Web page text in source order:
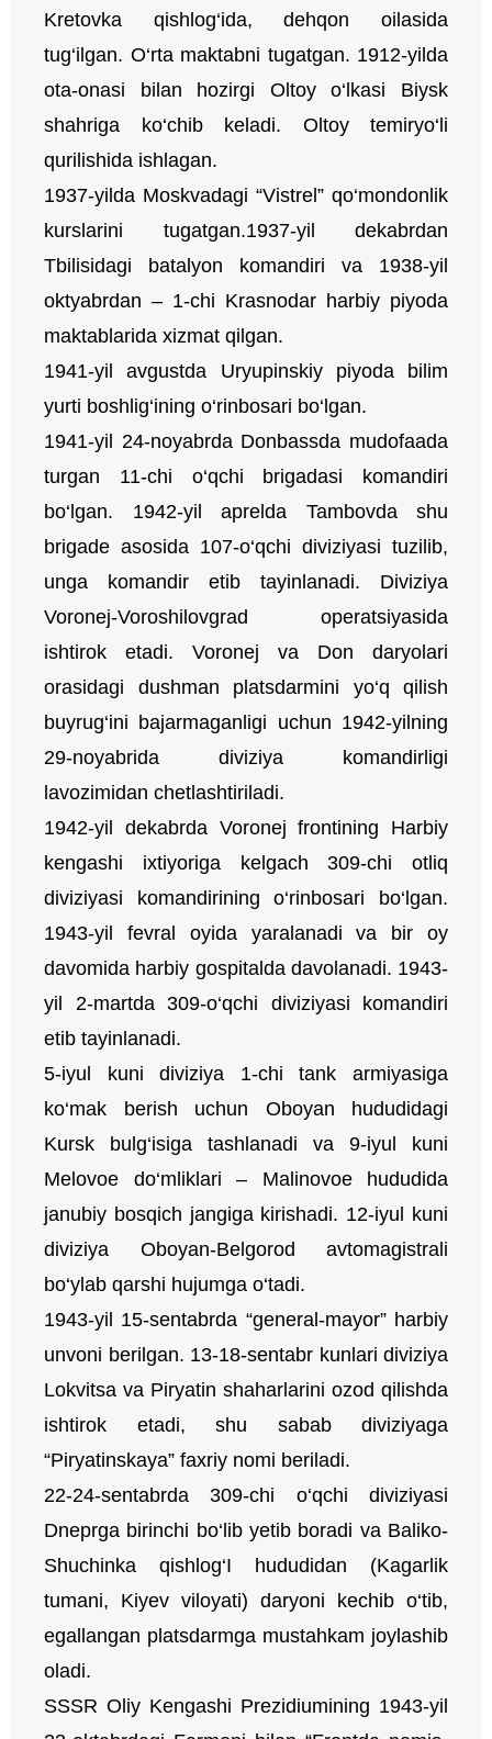
Kretovka qishlog‘ida, dehqon oilasida
tug‘ilgan. O‘rta maktabni tugatgan. 1912-yilda
ota-onasi bilan hozirgi Oltoy o‘lkasi Biysk
shahriga ko‘chib keladi. Oltoy temiryo‘li
qurilishida ishlagan.
1937-yilda Moskvadagi “Vistrel” qo‘mondonlik
kurslarini tugatgan.1937-yil dekabrdan
Tbilisidagi batalyon komandiri va 1938-yil
oktyabrdan – 1-chi Krasnodar harbiy piyoda
maktablarida xizmat qilgan.
1941-yil avgustda Uryupinskiy piyoda bilim
yurti boshlig‘ining o‘rinbosari bo‘lgan.
1941-yil 24-noyabrda Donbassda mudofaada
turgan 11-chi o‘qchi brigadasi komandiri
bo‘lgan. 1942-yil aprelda Tambovda shu
brigade asosida 107-o‘qchi diviziyasi tuzilib,
unga komandir etib tayinlanadi. Diviziya
Voronej-Voroshilovgrad operatsiyasida
ishtirok etadi. Voronej va Don daryolari
orasidagi dushman platsdarmini yo‘q qilish
buyrug‘ini bajarmaganligi uchun 1942-yilning
29-noyabrida diviziya komandirligi
lavozimidan chetlashtiriladi.
1942-yil dekabrda Voronej frontining Harbiy
kengashi ixtiyoriga kelgach 309-chi otliq
diviziyasi komandirining o‘rinbosari bo‘lgan.
1943-yil fevral oyida yaralanadi va bir oy
davomida harbiy gospitalda davolanadi. 1943-
yil 2-martda 309-o‘qchi diviziyasi komandiri
etib tayinlanadi.
5-iyul kuni diviziya 1-chi tank armiyasiga
ko‘mak berish uchun Oboyan hududidagi
Kursk bulg‘isiga tashlanadi va 9-iyul kuni
Melovoe do‘mliklari – Malinovoe hududida
janubiy bosqich jangiga kirishadi. 12-iyul kuni
diviziya Oboyan-Belgorod avtomagistrali
bo‘ylab qarshi hujumga o‘tadi.
1943-yil 15-sentabrda “general-mayor” harbiy
unvoni berilgan. 13-18-sentabr kunlari diviziya
Lokvitsa va Piryatin shaharlarini ozod qilishda
ishtirok etadi, shu sabab diviziyaga
“Piryatinskaya” faxriy nomi beriladi.
22-24-sentabrda 309-chi o‘qchi diviziyasi
Dneprga birinchi bo‘lib yetib boradi va Baliko-
Shuchinka qishlog‘I hududidan (Kagarlik
tumani, Kiyev viloyati) daryoni kechib o‘tib,
egallangan platsdarmga mustahkam joylashib
oladi.
SSSR Oliy Kengashi Prezidiumining 1943-yil